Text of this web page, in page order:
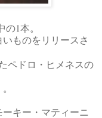
の1本。
ものをリリースさ
ペドロ・ヒメネスの
キー・マティーニ